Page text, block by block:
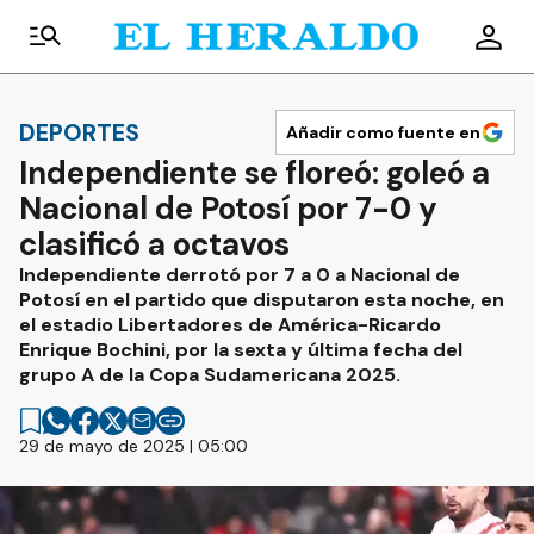
DEPORTES Añadir como fuente en
Independiente se floreó: goleó a
Nacional de Potosí por 7-0 y
clasificó a octavos
Independiente derrotó por 7 a 0 a Nacional de
Potosí en el partido que disputaron esta noche, en
el estadio Libertadores de América-Ricardo
Enrique Bochini, por la sexta y última fecha del
grupo A de la Copa Sudamericana 2025.
29 de mayo de 2025 | 05:00